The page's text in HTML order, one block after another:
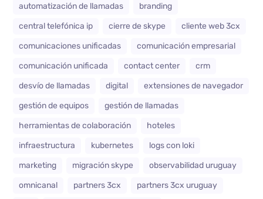
automatización de llamadas
branding
central telefónica ip
cierre de skype
cliente web 3cx
comunicaciones unificadas
comunicación empresarial
comunicación unificada
contact center
crm
desvío de llamadas
digital
extensiones de navegador
gestión de equipos
gestión de llamadas
herramientas de colaboración
hoteles
infraestructura
kubernetes
logs con loki
marketing
migración skype
observabilidad uruguay
omnicanal
partners 3cx
partners 3cx uruguay